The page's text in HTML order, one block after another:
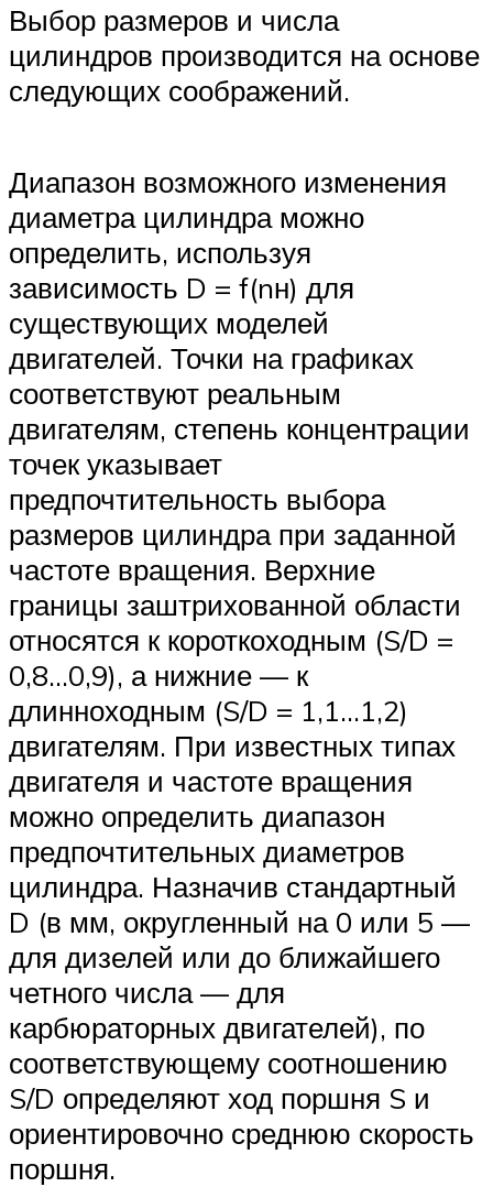
Выбор размеров и числа
цилиндров производится на основе
следующих соображений.
Диапазон возможного изменения
диаметра цилиндра можно
определить, используя
зависимость D = f(nн) для
существующих моделей
двигателей. Точки на графиках
соответствуют реальным
двигателям, степень концентрации
точек указывает
предпочтительность выбора
размеров цилиндра при заданной
частоте вращения. Верхние
границы заштрихованной области
относятся к короткоходным (S/D =
0,8…0,9), а нижние — к
длинноходным (S/D = 1,1…1,2)
двигателям. При известных типах
двигателя и частоте вращения
можно определить диапазон
предпочтительных диаметров
цилиндра. Назначив стандартный
D (в мм, округленный на 0 или 5 —
для дизелей или до ближайшего
четного числа — для
карбюраторных двигателей), по
соответствующему соотношению
S/D определяют ход поршня S и
ориентировочно среднюю скорость
поршня.